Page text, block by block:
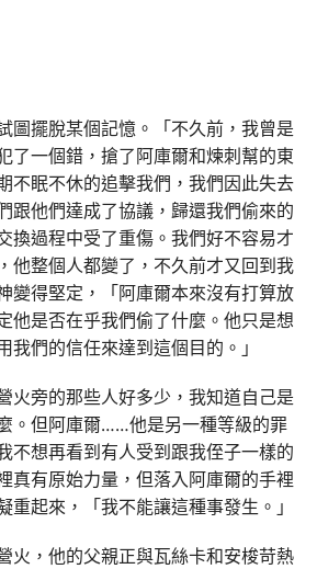
圖擺脫某個記憶。「不久前，我曾是
了一個錯，搶了阿庫爾和煉刺幫的東
不眠不休的追擊我們，我們因此失去
跟他們達成了協議，歸還我們偷來的
換過程中受了重傷。我們好不容易才
他整個人都變了，不久前才又回到我
變得堅定，「阿庫爾本來沒有打算放
他是否在乎我們偷了什麼。他只是想
我們的信任來達到這個目的。」
火旁的那些人好多少，我知道自己是
。但阿庫爾……他是另一種等級的罪
不想再看到有人受到跟我侄子一樣的
真有原始力量，但落入阿庫爾的手裡
重起來，「我不能讓這種事發生。」
火，他的父親正與瓦絲卡和安梭苛熱